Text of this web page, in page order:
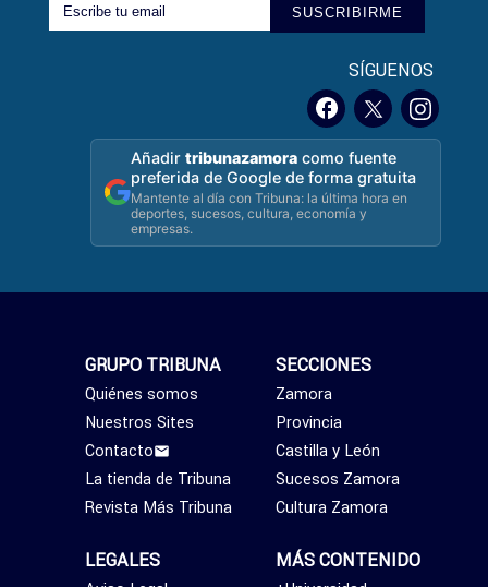
SUSCRIBIRME
SÍGUENOS
Añadirtribunazamora como fuente
preferida de Google de forma gratuita
Mantente al día con Tribuna: la última hora en
deportes, sucesos, cultura, economía y
empresas.
SECCIONES
Zamora
Provincia
Castilla y León
Sucesos Zamora
Cultura Zamora
MÁS CONTENIDO
GRUPO TRIBUNA
Quiénes somos
Nuestros Sites
Contacto
La tienda de Tribuna
Revista Más Tribuna
LEGALES